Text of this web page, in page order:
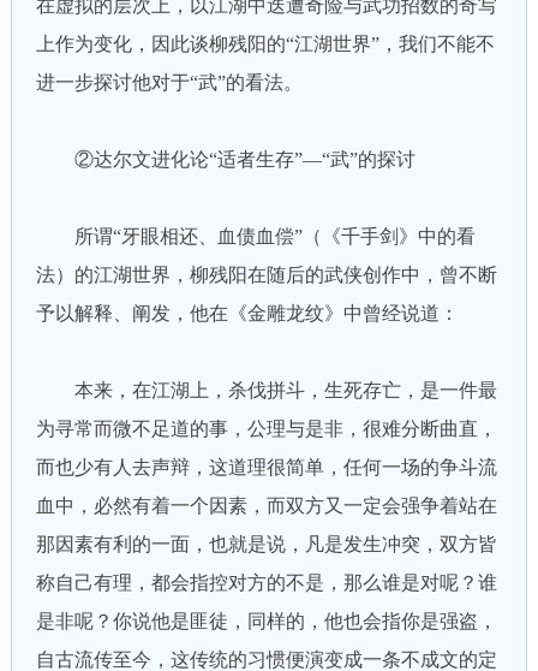
在虚拟的层次上，以江湖中迭遭奇险与武功招数的奇写
上作为变化，因此谈柳残阳的“江湖世界”，我们不能不
进一步探讨他对于“武”的看法。
②达尔文进化论“适者生存”—“武”的探讨
所谓“牙眼相还、血债血偿”（《千手剑》中的看
法）的江湖世界，柳残阳在随后的武侠创作中，曾不断
予以解释、阐发，他在《金雕龙纹》中曾经说道：
本来，在江湖上，杀伐拼斗，生死存亡，是一件最
为寻常而微不足道的事，公理与是非，很难分断曲直，
而也少有人去声辩，这道理很简单，任何一场的争斗流
血中，必然有着一个因素，而双方又一定会强争着站在
那因素有利的一面，也就是说，凡是发生冲突，双方皆
称自己有理，都会指控对方的不是，那么谁是对呢？谁
是非呢？你说他是匪徒，同样的，他也会指你是强盗，
自古流传至今，这传统的习惯便演变成一条不成文的定